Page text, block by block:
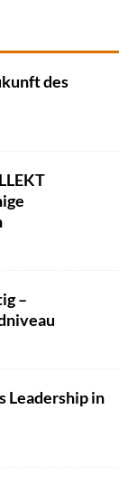
des
–
Leadership in